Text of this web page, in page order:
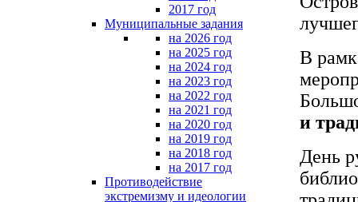
2017 год
Муниципальные задания
на 2026 год
на 2025 год
на 2024 год
на 2023 год
на 2022 год
на 2021 год
на 2020 год
на 2019 год
на 2018 год
на 2017 год
Противодействие
экстремизму и идеологии
В
и
День